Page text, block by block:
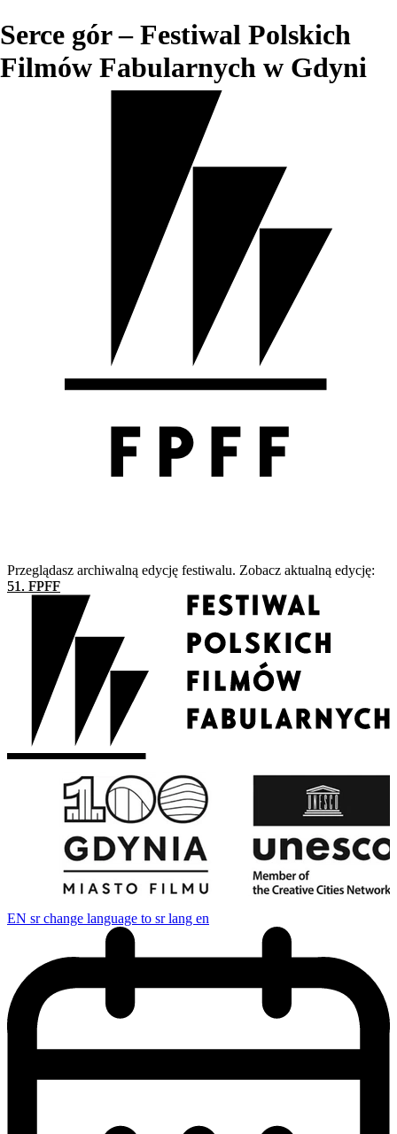
Serce gór – Festiwal Polskich
Filmów Fabularnych w Gdyni
Przeglądasz archiwalną edycję festiwalu. Zobacz aktualną edycję:
51. FPFF
EN sr change language to sr lang en